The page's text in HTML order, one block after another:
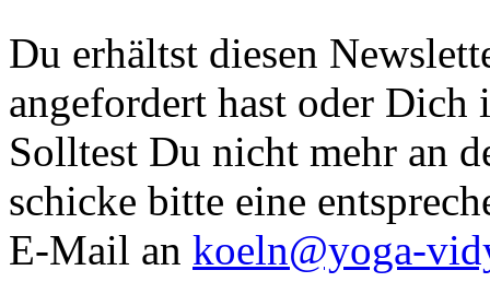
Du erhältst diesen
angefordert hast oder Dich
Solltest Du nicht mehr an
schicke bitte eine
E-Mail an koeln@yoga-